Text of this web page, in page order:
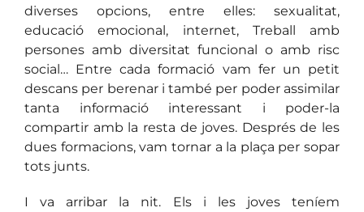
diverses opcions, entre elles: sexualitat,
educació emocional, internet, Treball amb
persones amb diversitat funcional o amb risc
social… Entre cada formació vam fer un petit
descans per berenar i també per poder assimilar
tanta informació interessant i poder-la
compartir amb la resta de joves. Després de les
dues formacions, vam tornar a la plaça per sopar
tots junts.
I va arribar la nit. Els i les joves teníem